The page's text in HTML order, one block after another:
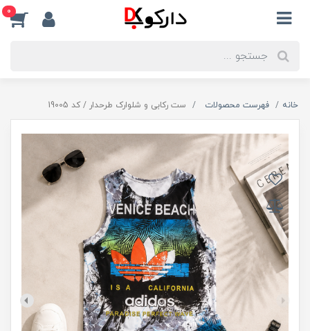
0
خانه فهرست محصولات ست رکابی و شلوارک طرحدار / کد 19005